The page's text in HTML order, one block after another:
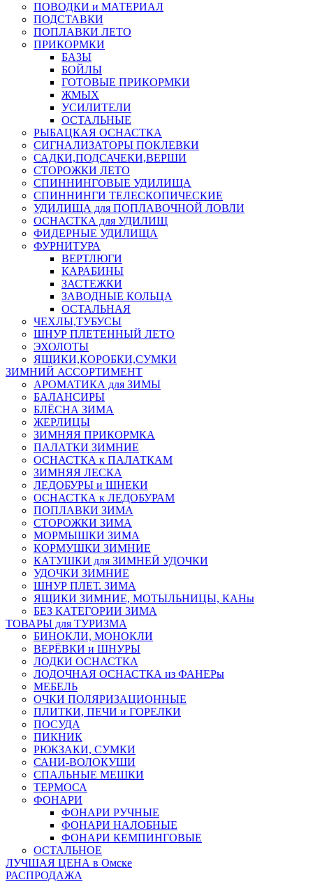
ПОВОДКИ и МАТЕРИАЛ
ПОДСТАВКИ
ПОПЛАВКИ ЛЕТО
ПРИКОРМКИ
БАЗЫ
БОЙЛЫ
ГОТОВЫЕ ПРИКОРМКИ
ЖМЫХ
УСИЛИТЕЛИ
ОСТАЛЬНЫЕ
РЫБАЦКАЯ ОСНАСТКА
СИГНАЛИЗАТОРЫ ПОКЛЕВКИ
САДКИ,ПОДСАЧЕКИ,ВЕРШИ
СТОРОЖКИ ЛЕТО
СПИННИНГОВЫЕ УДИЛИЩА
СПИННИНГИ ТЕЛЕСКОПИЧЕСКИЕ
УДИЛИЩА для ПОПЛАВОЧНОЙ ЛОВЛИ
ОСНАСТКА для УДИЛИЩ
ФИДЕРНЫЕ УДИЛИЩА
ФУРНИТУРА
ВЕРТЛЮГИ
КАРАБИНЫ
ЗАСТЕЖКИ
ЗАВОДНЫЕ КОЛЬЦА
ОСТАЛЬНАЯ
ЧЕХЛЫ,ТУБУСЫ
ШНУР ПЛЕТЕННЫЙ ЛЕТО
ЭХОЛОТЫ
ЯЩИКИ,КОРОБКИ,СУМКИ
ЗИМНИЙ АССОРТИМЕНТ
АРОМАТИКА для ЗИМЫ
БАЛАНСИРЫ
БЛЁСНА ЗИМА
ЖЕРЛИЦЫ
ЗИМНЯЯ ПРИКОРМКА
ПАЛАТКИ ЗИМНИЕ
ОСНАСТКА к ПАЛАТКАМ
ЗИМНЯЯ ЛЕСКА
ЛЕДОБУРЫ и ШНЕКИ
ОСНАСТКА к ЛЕДОБУРАМ
ПОПЛАВКИ ЗИМА
СТОРОЖКИ ЗИМА
МОРМЫШКИ ЗИМА
КОРМУШКИ ЗИМНИЕ
КАТУШКИ для ЗИМНЕЙ УДОЧКИ
УДОЧКИ ЗИМНИЕ
ШНУР ПЛЕТ. ЗИМА
ЯЩИКИ ЗИМНИЕ, МОТЫЛЬНИЦЫ, КАНы
БЕЗ КАТЕГОРИИ ЗИМА
ТОВАРЫ для ТУРИЗМА
БИНОКЛИ, МОНОКЛИ
ВЕРЁВКИ и ШНУРЫ
ЛОДКИ ОСНАСТКА
ЛОДОЧНАЯ ОСНАСТКА из ФАНЕРы
МЕБЕЛЬ
ОЧКИ ПОЛЯРИЗАЦИОННЫЕ
ПЛИТКИ, ПЕЧИ и ГОРЕЛКИ
ПОСУДА
ПИКНИК
РЮКЗАКИ, СУМКИ
САНИ-ВОЛОКУШИ
СПАЛЬНЫЕ МЕШКИ
ТЕРМОСА
ФОНАРИ
ФОНАРИ РУЧНЫЕ
ФОНАРИ НАЛОБНЫЕ
ФОНАРИ КЕМПИНГОВЫЕ
ОСТАЛЬНОЕ
ЛУЧШАЯ ЦЕНА в Омске
РАСПРОДАЖА